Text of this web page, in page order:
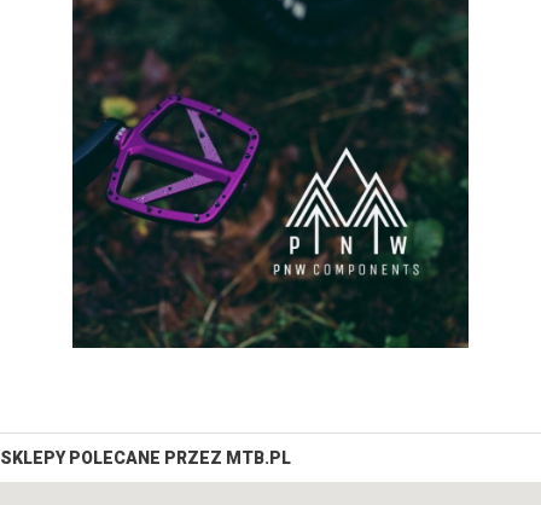
SKLEPY POLECANE PRZEZ MTB.PL